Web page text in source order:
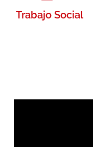
Trabajo Social